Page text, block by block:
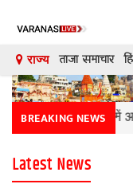
राज्य ताजा समाचार
देश
दुनिया
मनोरंजन
और इंडिगो में अहम
BREAKING NEWS
Latest News